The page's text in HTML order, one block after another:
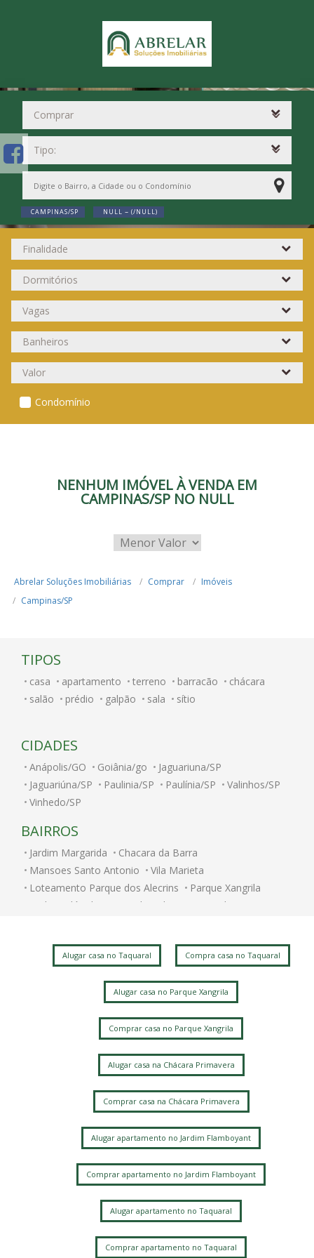
CAMPINAS/SP NULL ~ (/NULL)
Condomínio
NENHUM IMÓVEL À VENDA EM
CAMPINAS/SP NO NULL
Abrelar Soluções Imobiliárias Comprar
Imóveis
Campinas/SP
TIPOS
casa apartamento terreno barracão
chácara
salão
prédio galpão sala sítio
CIDADES
Anápolis/GO Goiânia/go
Jaguariuna/SP
Jaguariúna/SP
Paulinia/SP Paulínia/SP
Valinhos/SP
Vinhedo/SP
BAIRROS
Jardim Margarida
Chacara da Barra
Mansoes Santo Antonio
Vila Marieta
Loteamento Parque dos Alecrins
Parque Xangrila
Jardim Nilópolis
Caminhos de San Conrado (Sousas)
Cidade Universitária
Parque das Flores
Loteamento Santa Ana do Atibaia (Sousas)
Loteamento Residencial Pedra Alta (Sousas)
Bairro das Palmeiras
Loteamento Alphaville Campinas
Jardim Chapadão
Fazenda Santa Cândida
Loteamento Caminhos de São Conrado (Sousas)
Ville Sainte Hélène
Residencial Estância Eudóxia (Barão Geraldo)
Vila Manoel Ferreira
Vila Mimosa
Jardim Chapadao
Jardim Pauliceia
Vila Rossi Borghi e Siqueira
Jardim Proença
Jardim das Paineiras
Parque Santa Bárbara
Jardim Flamboyant
Chácara Primavera
Alugar casa no Taquaral Compra casa no Taquaral
Alugar casa no Parque Xangrila
Comprar casa no Parque Xangrila
Alugar casa na Chácara Primavera
Comprar casa na Chácara Primavera
Alugar apartamento no Jardim Flamboyant
Comprar apartamento no Jardim Flamboyant
Alugar apartamento no Taquaral
Comprar apartamento no Taquaral